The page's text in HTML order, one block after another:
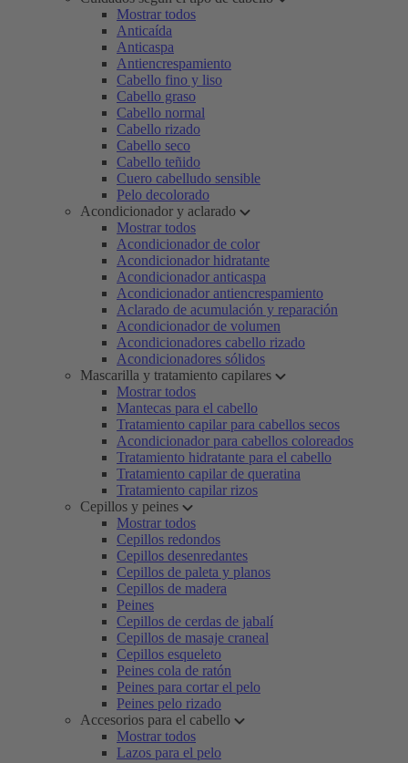
Mostrar todos
Anticaída
Anticaspa
Antiencrespamiento
Cabello fino y liso
Cabello graso
Cabello normal
Cabello rizado
Cabello seco
Cabello teñido
Cuero cabelludo sensible
Pelo decolorado
Acondicionador y aclarado
Mostrar todos
Acondicionador de color
Acondicionador hidratante
Acondicionador anticaspa
Acondicionador antiencrespamiento
Aclarado de acumulación y reparación
Acondicionador de volumen
Acondicionadores cabello rizado
Acondicionadores sólidos
Mascarilla y tratamiento capilares
Mostrar todos
Mantecas para el cabello
Tratamiento capilar para cabellos secos
Acondicionador para cabellos coloreados
Tratamiento hidratante para el cabello
Tratamiento capilar de queratina
Tratamiento capilar rizos
Cepillos y peines
Mostrar todos
Cepillos redondos
Cepillos desenredantes
Cepillos de paleta y planos
Cepillos de madera
Peines
Cepillos de cerdas de jabalí
Cepillos de masaje craneal
Cepillos esqueleto
Peines cola de ratón
Peines para cortar el pelo
Peines pelo rizado
Accesorios para el cabello
Mostrar todos
Lazos para el pelo